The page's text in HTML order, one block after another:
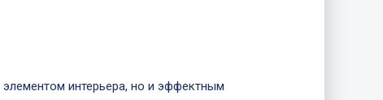
интерьера, но и эффектным